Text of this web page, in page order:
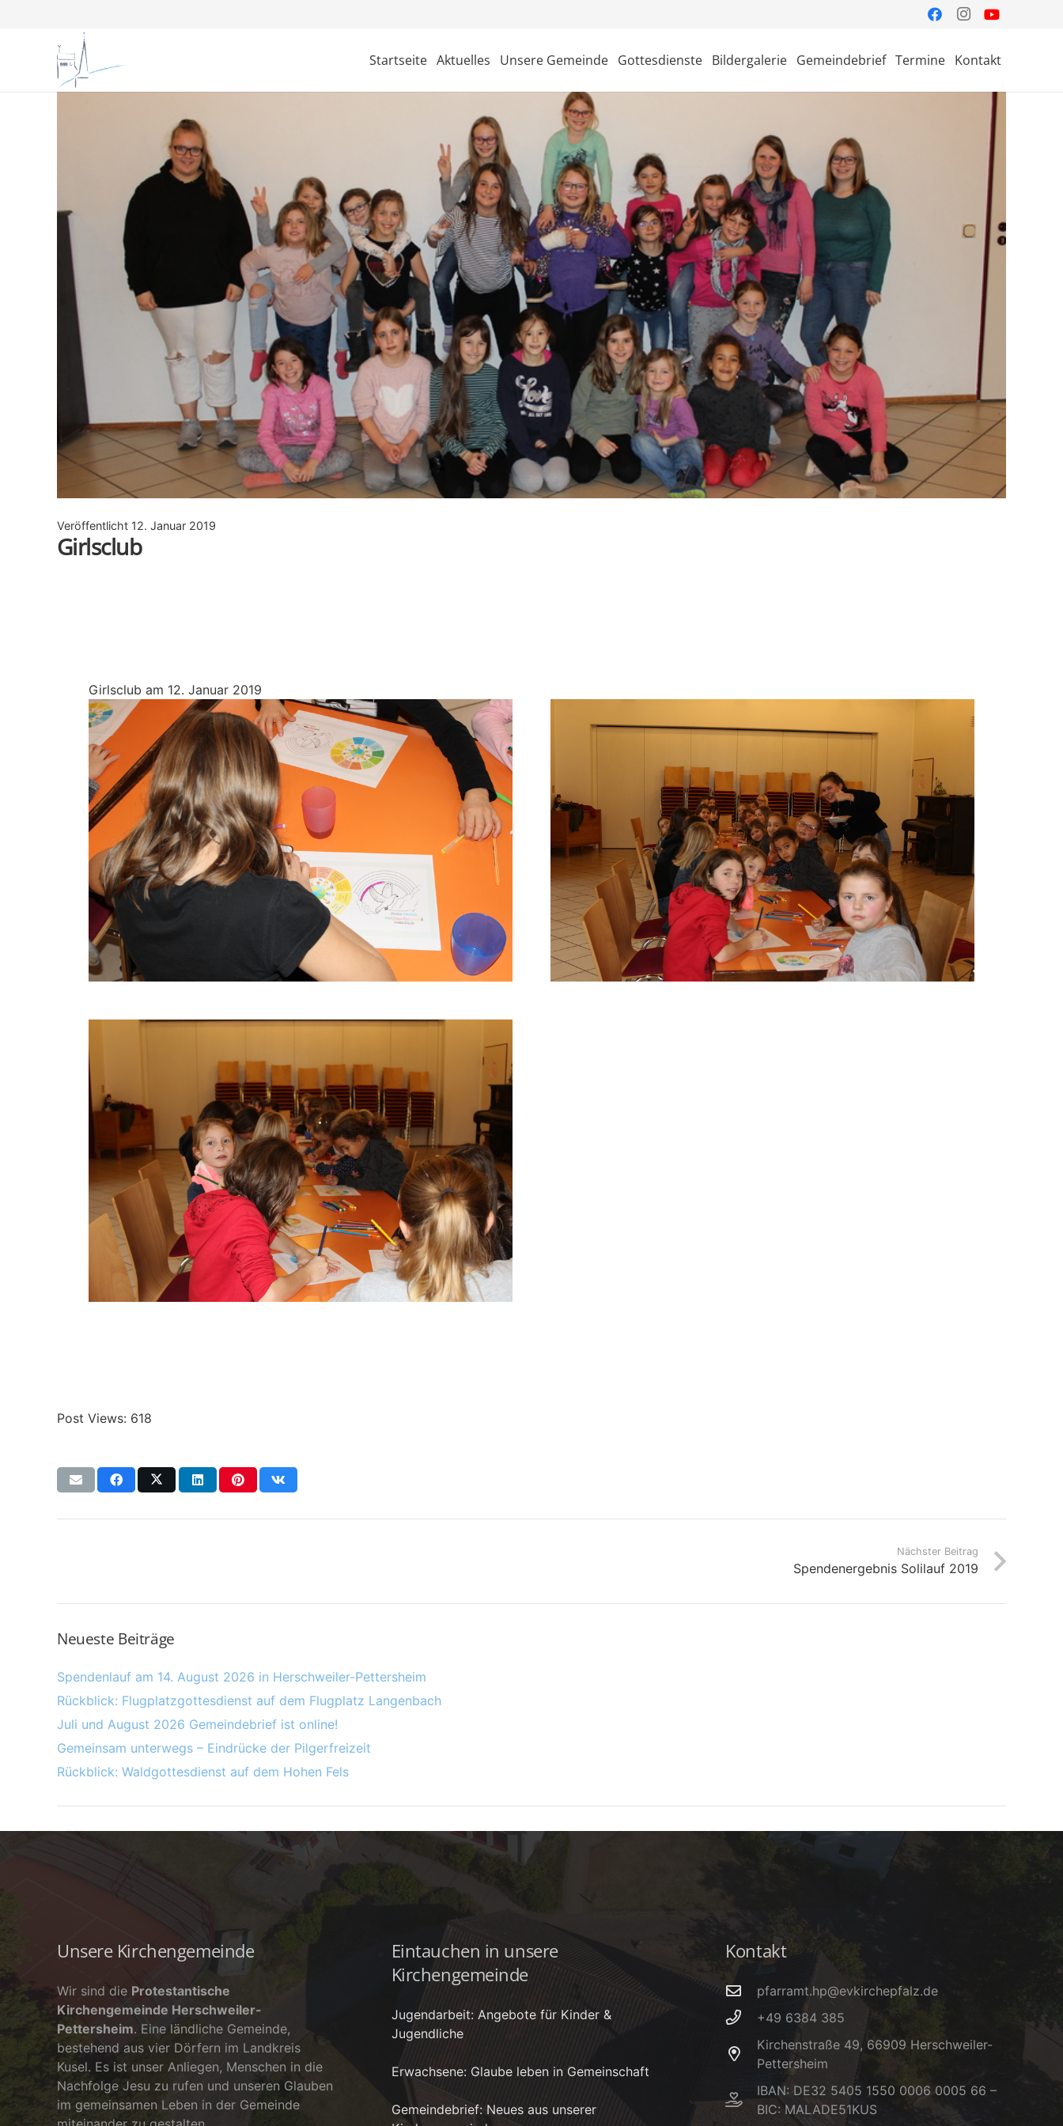
Startseite Aktuelles Unsere Gemeinde Gottesdienste Bildergalerie Gemeindebrief Termine Kontakt
Veröffentlicht 12. Januar 2019
Girlsclub
Girlsclub am 12. Januar 2019
Post Views: 618
Nächster Beitrag
Spendenergebnis Solilauf 2019
Neueste Beiträge
Spendenlauf am 14. August 2026 in Herschweiler-Pettersheim
Rückblick: Flugplatzgottesdienst auf dem Flugplatz Langenbach
Juli und August 2026 Gemeindebrief ist online!
Gemeinsam unterwegs – Eindrücke der Pilgerfreizeit
Rückblick: Waldgottesdienst auf dem Hohen Fels
Unsere Kirchengemeinde
Wir sind die Protestantische
Kirchengemeinde Herschweiler-
Pettersheim. Eine ländliche Gemeinde,
bestehend aus vier Dörfern im Landkreis
Kusel. Es ist unser Anliegen, Menschen in die
Nachfolge Jesu zu rufen und unseren Glauben
im gemeinsamen Leben in der Gemeinde
Eintauchen in unsere
Kirchengemeinde
Jugendarbeit: Angebote für Kinder &
Jugendliche
Erwachsene: Glaube leben in Gemeinschaft
Gemeindebrief: Neues aus unserer
Kontakt
pfarramt.hp@evkirchepfalz.de
+49 6384 385
Kirchenstraße 49, 66909 Herschweiler-
Pettersheim
IBAN: DE32 5405 1550 0006 0005 66 –
BIC: MALADE51KUS